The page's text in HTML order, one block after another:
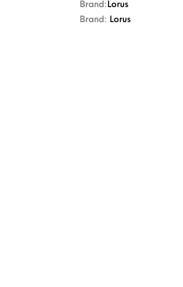
Brand: Lorus
Brand: Lorus